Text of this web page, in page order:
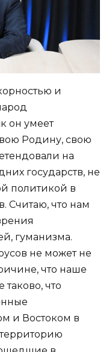
и
он умеет
Родину, свою
на
государств, не
политикой в
Считаю, что нам
гуманизма.
не может не
что наше
что
и Востоком в